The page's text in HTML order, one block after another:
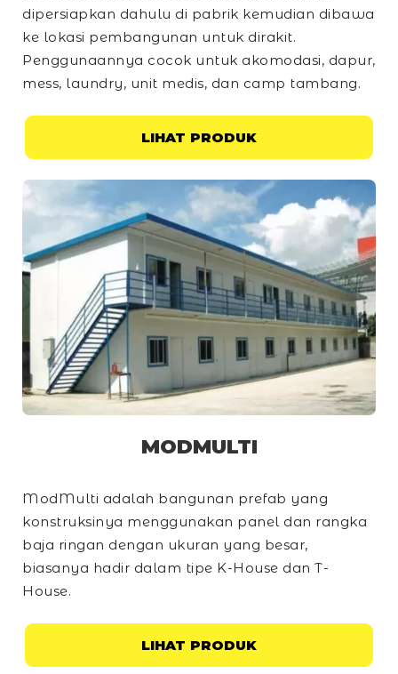
dipersiapkan dahulu di pabrik kemudian dibawa
ke lokasi pembangunan untuk dirakit.
Penggunaannya cocok untuk akomodasi, dapur,
mess, laundry, unit medis, dan camp tambang.
LIHAT PRODUK
MODMULTI
ModMulti adalah bangunan prefab yang
konstruksinya menggunakan panel dan rangka
baja ringan dengan ukuran yang besar,
biasanya hadir dalam tipe K-House dan T-
House.
LIHAT PRODUK